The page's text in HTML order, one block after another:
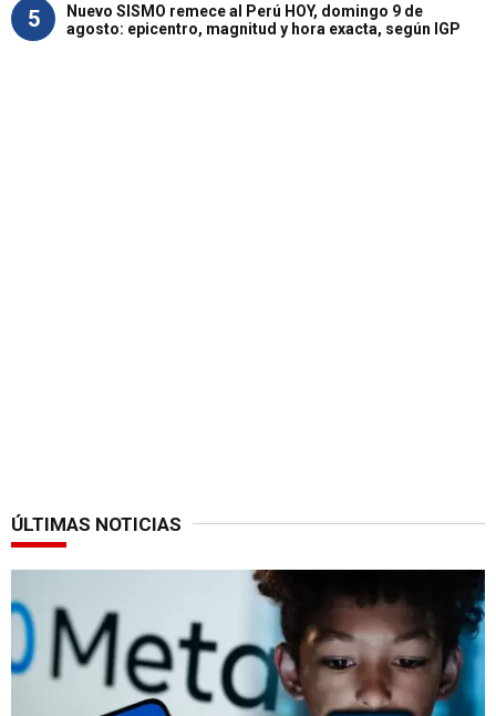
5
Nuevo SISMO remece al Perú HOY, domingo 9 de
agosto: epicentro, magnitud y hora exacta, según IGP
ÚLTIMAS NOTICIAS